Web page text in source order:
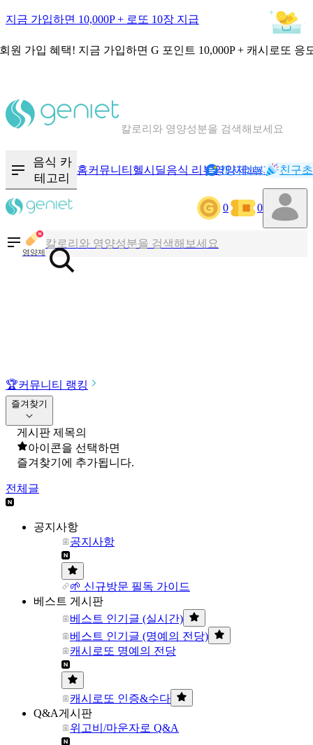
지금 가입하면 10,000P + 로또 10장 지급
원 가입 혜택! 지금 가입하면 G 포인트 10,000P + 캐시로또 응
칼로리와 영양성분을 검색해보세요
음식 카
테고리
홈커뮤니티 헬시딜음식 리뷰영양제NEW기록
캐시리뷰 친구
0 0
영양제
칼로리와 영양성분을 검색해보세요
혈당 · 다이어트 음식 검색해보세요
🏆커뮤니티 랭킹
즐겨찾기
게시판 제목의
아이콘을 선택하면
즐겨찾기에 추가됩니다.
전체글
공지사항
공지사항
🌱 신규방문 필독 가이드
베스트 게시판
베스트 인기글 (실시간)
베스트 인기글 (명예의 전당)
캐시로또 명예의 전당
캐시로또 인증&수다
Q&A게시판
위고비/마운자로 Q&A